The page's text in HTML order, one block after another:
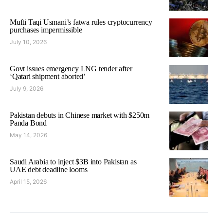
Mufti Taqi Usmani’s fatwa rules cryptocurrency
purchases impermissible
July 10, 2026
Govt issues emergency LNG tender after
‘Qatari shipment aborted’
July 9, 2026
Pakistan debuts in Chinese market with $250m
Panda Bond
May 14, 2026
Saudi Arabia to inject $3B into Pakistan as
UAE debt deadline looms
April 15, 2026